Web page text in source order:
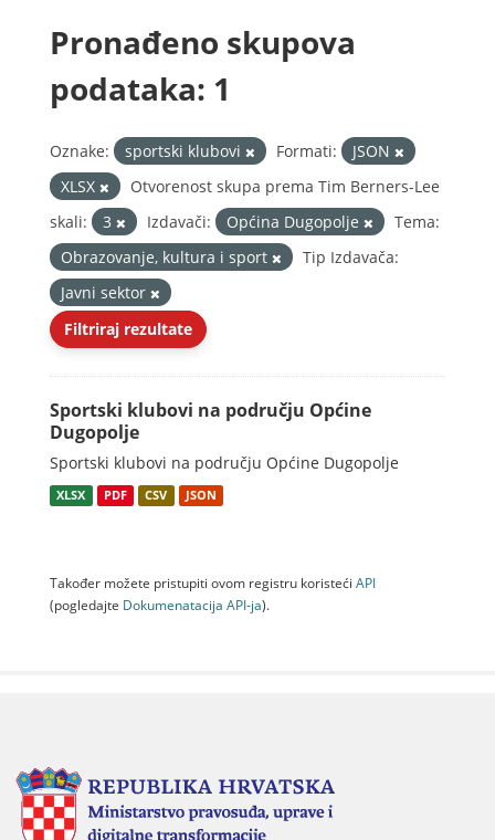
Pronađeno skupova
podataka: 1
Oznake: sportski klubovi Formati:
JSON
XLSX
Otvorenost skupa prema Tim Berners-Lee
skali:
3 Izdavači: Općina Dugopolje
Tema:
Obrazovanje, kultura i sport
Tip Izdavača:
Javni sektor
Filtriraj rezultate
Sportski klubovi na području Općine
Dugopolje
Sportski klubovi na području Općine Dugopolje
XLSX PDF CSV JSON
Također možete pristupiti ovom registru koristeći API
(pogledajte Dokumenаtаcijа API-jа).